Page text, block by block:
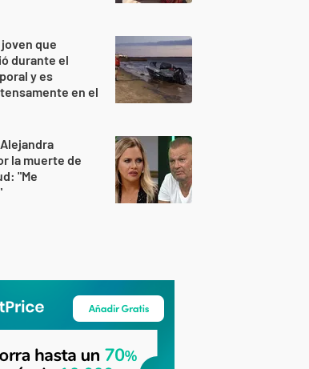
que
durante el
y es
en el
la muerte de
"Me